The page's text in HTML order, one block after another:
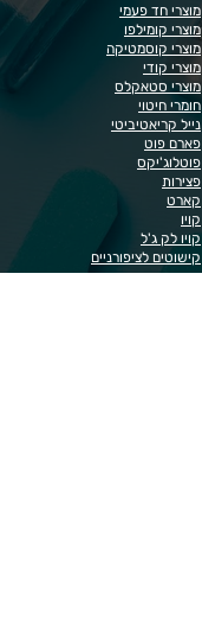
מוצרי חד פעמי
מוצרי קומילפו
מוצרי קוסמטיקה
מוצרי קודי
מוצרי סטאקלס
חומרי חיטוי
נייל קריאטיביטי
פארם פוט
פוטלוג'יקס
פצירות
קארט
קויו
קויו לק ג'ל
קישוטים לציפורניים
ריהוט